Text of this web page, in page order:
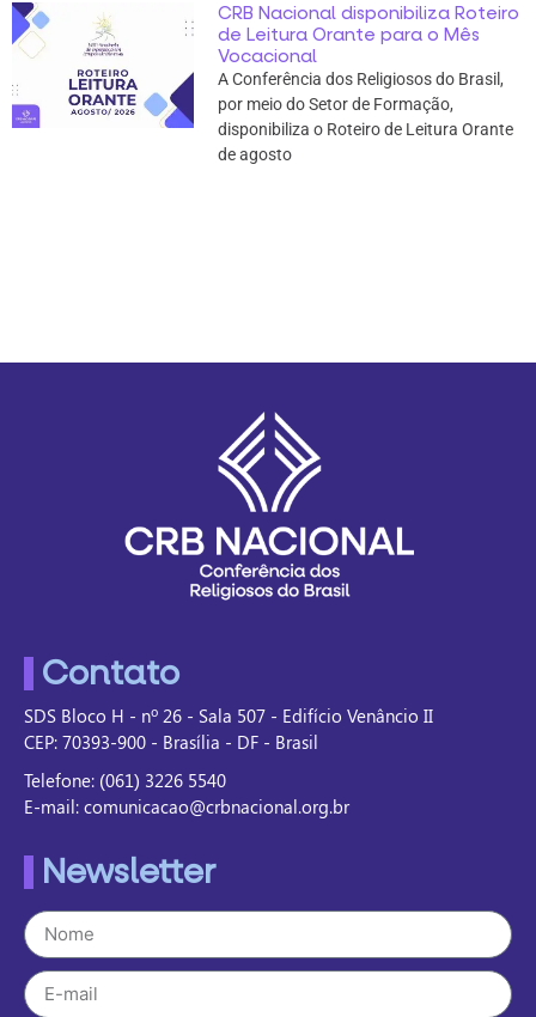
CRB Nacional disponibiliza Roteiro
de Leitura Orante para o Mês
Vocacional
A Conferência dos Religiosos do Brasil,
por meio do Setor de Formação,
disponibiliza o Roteiro de Leitura Orante
de agosto
Contato
SDS Bloco H - nº 26 - Sala 507 - Edifício Venâncio II
CEP: 70393-900 - Brasília - DF - Brasil
Telefone: (061) 3226 5540
E-mail: comunicacao@crbnacional.org.br
Newsletter